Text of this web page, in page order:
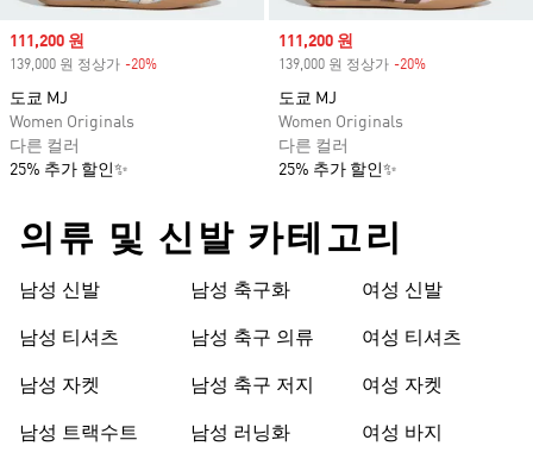
Sale price
111,200 원
139,000 원 정상가 -20%
도쿄 MJ
Women Originals
다른 컬러
25% 추가 할인✨
Sale price
111,200 원
139,000 원 정상가 -20%
도쿄 MJ
Women Originals
다른 컬러
25% 추가 할인✨
의류 및 신발 카테고리
남성 신발
남성 티셔츠
남성 자켓
남성 트랙수트
남성 축구화
남성 축구 의류
남성 축구 저지
남성 러닝화
여성 신발
여성 티셔츠
여성 자켓
여성 바지